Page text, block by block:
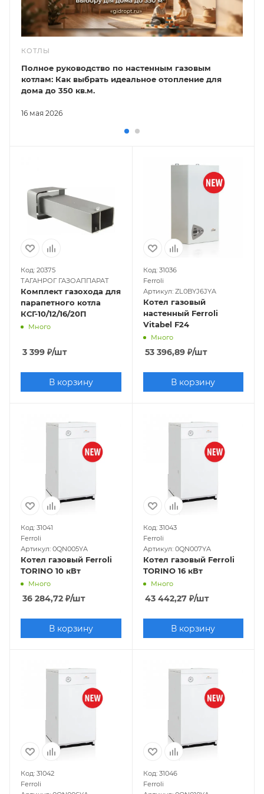
КОТЛЫ
16 мая 2026
Полное руководство по настенным газовым
котлам: Как выбрать идеальное отопление для
дома до 350 кв.м.
Код: 20375
ТАГАНРОГ ГАЗОАППАРАТ
Комплект газохода для
парапетного котла
КСГ-10/12/16/20П
Много
3 399 ₽/шт
В корзину
Код: 31036
Ferroli
Артикул: ZL0BYJ6JYA
Котел газовый
настенный Ferroli
Vitabel F24
Много
53 396,89₽/шт
В корзину
Код: 31041
Ferroli
Артикул: 0QN005YA
Котел газовый Ferroli
TORINO 10 кВт
Много
36 284,72 ₽/шт
В корзину
Код: 31043
Ferroli
Артикул: 0QN007YA
Котел газовый Ferroli
TORINO 16 кВт
Много
43 442,27₽/шт
В корзину
Код: 31042
Ferroli
Код: 31046
Ferroli